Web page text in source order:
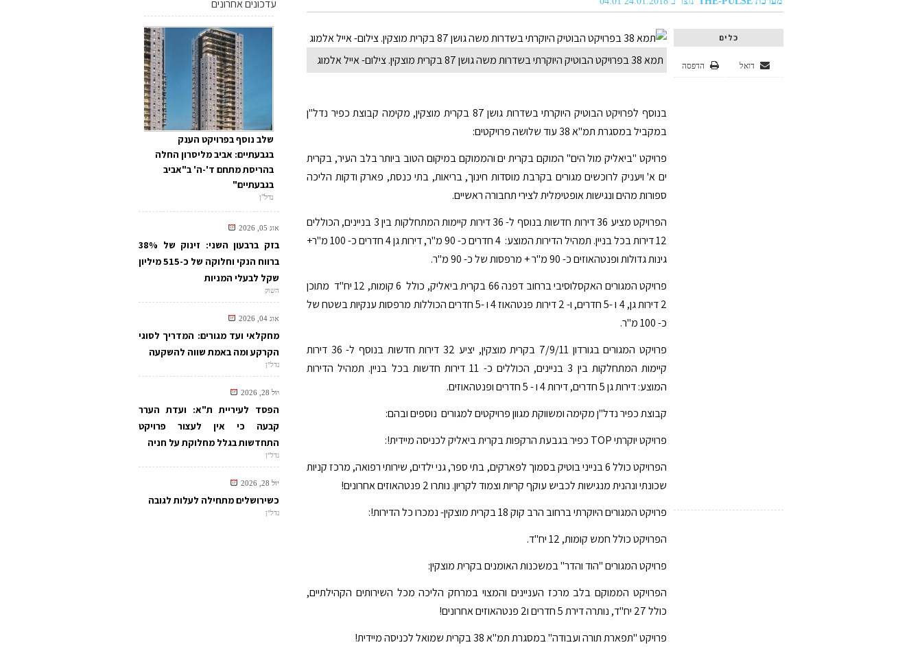
כלים
הדפסה דואל תמא 38 בפרויקט הבוטיק היוקרתי בשדרות משה גושן 87 בקרית מוצקין. צילום- אייל אלמוג
בנוסף לפרויקט הבוטיק היוקרתי בשדרות גושן 87 בקרית מוצקין, מקימה קבוצת כפיר נדל"ן
במקביל במסגרת תמ"א 38 עוד שלושה פרויקטים:
פרויקט "ביאליק מול הים" המוקם בקרית ים והממוקם במיקום הטוב ביותר בלב העיר, בקרית
ים א' ויעניק לרוכשים מגורים בקרבת מוסדות חינוך, בריאות, בתי כנסת, פארק ודקות הליכה
ספורות מהים ונגישות אופטימלית לצירי תחבורה ראשיים.
הפרויקט מציע 36 דירות חדשות בנוסף ל- 36 דירות קיימות המתחלקות בין 3 בניינים, הכוללים
12 דירות בכל בניין. תמהיל הדירות המוצע: 4 חדרים כ- 90 מ"ר, דירות גן 4 חדרים כ- 100 מ"ר+
גינות גדולות ופנטהאוזים כ- 90 מ"ר + מרפסות של כ- 90 מ"ר.
פרויקט המגורים האקסלוסיבי ברחוב דפנה 66 בקרית ביאליק, כולל 6 קומות, 12 יח"ד מתוכן
2 דירות גן, 4 ו -5 חדרים, ו- 2 דירות פנטהאוז 4 ו -5 חדרים הכוללות מרפסות ענקיות בשטח של
כ- 100 מ"ר.
פרויקט המגורים בגורדון 7/9/11 בקרית מוצקין, יציע 32 דירות חדשות בנוסף ל- 36 דירות
קיימות המתחלקות בין 3 בניינים, הכוללים כ- 11 דירות חדשות בכל בניין. תמהיל הדירות
המוצע: דירות גן 5 חדרים, דירות 4 ו - 5 חדרים ופנטהאוזים.
קבוצת כפיר נדל"ן מקימה ומשווקת מגוון פרויקטים למגורים נוספים ובהם:
פרויקט יוקרתי TOP כפיר בגבעת הרקפות בקרית ביאליק לכניסה מיידית!:
הפרויקט כולל 6 בנייני בוטיק בסמוך לפארקים, בתי ספר, גני ילדים, שירותי רפואה, מרכז קניות
שכונתי ונהנית מנגישות לכביש עוקף קריות וצמוד לקריון. נותרו 2 פנטהאוזים אחרונים!
פרויקט המגורים היוקרתי ברחוב הרב קוק 18 בקרית מוצקין- נמכרו כל הדירות!:
הפרויקט כולל חמש קומות, 12 יח"ד.
פרויקט המגורים "הוד והדר" במשכנות האומנים בקרית מוצקין:
הפרויקט הממוקם בלב מרכז העניינים והמצוי במרחק הליכה מכל השירותים הקהילתיים,
כולל 27 יח"ד, נותרה דירת 5 חדרים ו2 פנטהאוזים אחרונים!
פרויקט "תפארת תורה ועבודה" במסגרת תמ"א 38 בקרית שמואל לכניסה מיידית!
עדכונים אחרונים
שלב נוסף בפרויקט הענק
בגבעתיים: אביב מליסרון החלה
בהריסת מתחם ד'-ה' ב"אביב
בגבעתיים"
נדל"ן
אוג 05, 2026
בזק ברבעון השני: זינוק של 38%
ברווח הנקי וחלוקה של כ-515 מיליון
שקל לבעלי המניות
השוק
אוג 04, 2026
מחקלאי ועד מגורים: המדריך לסוגי
הקרקע ומה באמת שווה להשקעה
נדל"ן
יול 28, 2026
הפסד לעיריית ת"א: ועדת הערר
קבעה כי אין לעצור פרויקט
התחדשות בגלל מחלוקת על חניה
נדל"ן
יול 28, 2026
כשירושלים מתחילה לעלות לגובה
נדל"ן